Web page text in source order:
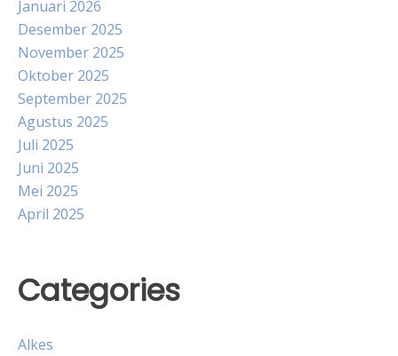
Januari 2026
Desember 2025
November 2025
Oktober 2025
September 2025
Agustus 2025
Juli 2025
Juni 2025
Mei 2025
April 2025
Categories
Alkes